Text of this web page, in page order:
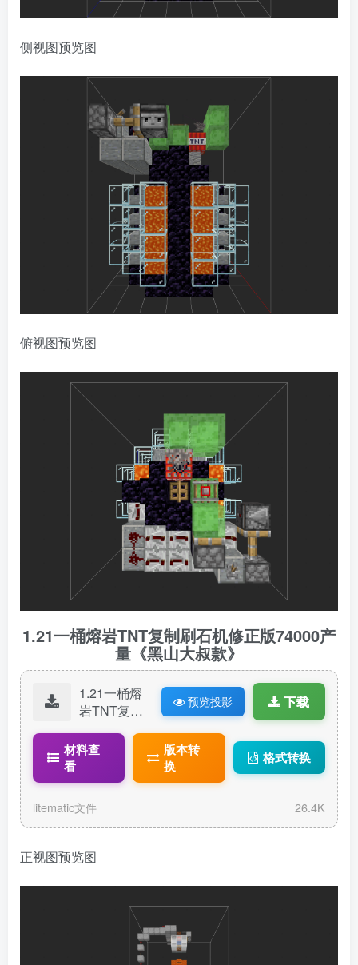
侧视图预览图
俯视图预览图
1.21一桶熔岩TNT复制刷石机修正版74000产
量《黑山大叔款》
1.21一桶熔
岩TNT复制
版74000产
叔款》尺寸
tematic
预览投影 下载
材料查
看
版本转
换
格式转换
litematic文件 26.4K
正视图预览图